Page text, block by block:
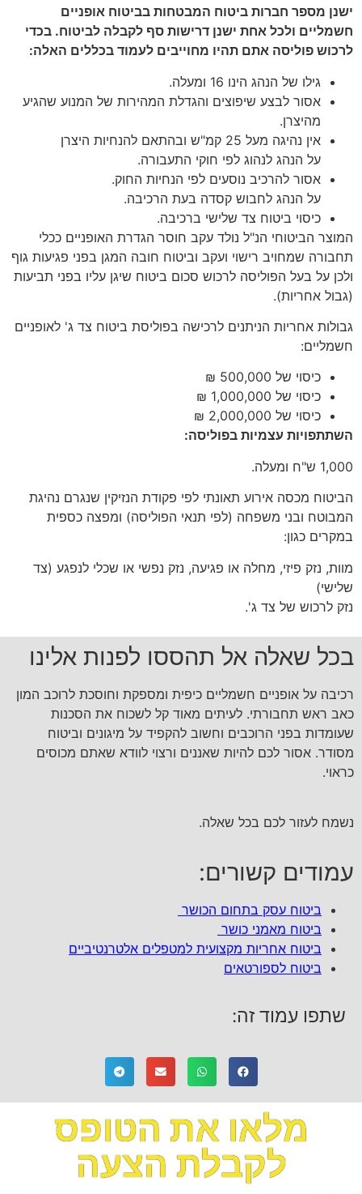
ישנן מספר חברות ביטוח המבטחות בביטוח אופניים
חשמליים ולכל אחת ישנן דרישות סף לקבלה לביטוח. בכדי
לרכוש פוליסה אתם תהיו מחוייבים לעמוד בכללים האלה:
גילו של הנהג הינו 16 ומעלה.
אסור לבצע שיפוצים והגדלת המהירות של המנוע שהגיע
מהיצרן.
אין נהיגה מעל 25 קמ"ש ובהתאם להנחיות היצרן
על הנהג לנהוג לפי חוקי התעבורה.
אסור להרכיב נוסעים לפי הנחיות החוק.
על הנהג לחבוש קסדה בעת הרכיבה.
כיסוי ביטוח צד שלישי ברכיבה.
המוצר הביטוחי הנ"ל נולד עקב חוסר הגדרת האופניים ככלי
תחבורה שמחויב רישוי ועקב וביטוח חובה המגן בפני פגיעות גוף
ולכן על בעל הפוליסה לרכוש סכום ביטוח שיגן עליו בפני תביעות
(גבול אחריות).
גבולות אחריות הניתנים לרכישה בפוליסת ביטוח צד ג' לאופניים
חשמליים:
כיסוי של 500,000 ₪
כיסוי של 1,000,000 ₪
כיסוי של 2,000,000 ₪
השתתפויות עצמיות בפוליסה:
1,000 ש"ח ומעלה.
הביטוח מכסה אירוע תאונתי לפי פקודת הנזיקין שנגרם נהיגת
המבוטח ובני משפחה (לפי תנאי הפוליסה) ומפצה כספית
במקרים כגון:
מוות, נזק פיזי, מחלה או פגיעה, נזק נפשי או שכלי לנפגע (צד
שלישי)
נזק לרכוש של צד ג'.
בכל שאלה אל תהססו לפנות אלינו
רכיבה על אופניים חשמליים כיפית ומספקת וחוסכת לרוכב המון
כאב ראש תחבורתי. לעיתים מאוד קל לשכוח את הסכנות
שעומדות בפני הרוכבים וחשוב להקפיד על מיגונים וביטוח
מסודר. אסור לכם להיות שאננים ורצוי לוודא שאתם מכוסים
כראוי.
נשמח לעזור לכם בכל שאלה.
עמודים קשורים:
ביטוח עסק בתחום הכושר
ביטוח מאמני כושר
ביטוח אחריות מקצועית למטפלים אלטרנטיביים
ביטוח לספורטאים
שתפו עמוד זה:
מלאו את הטופס
לקבלת הצעה